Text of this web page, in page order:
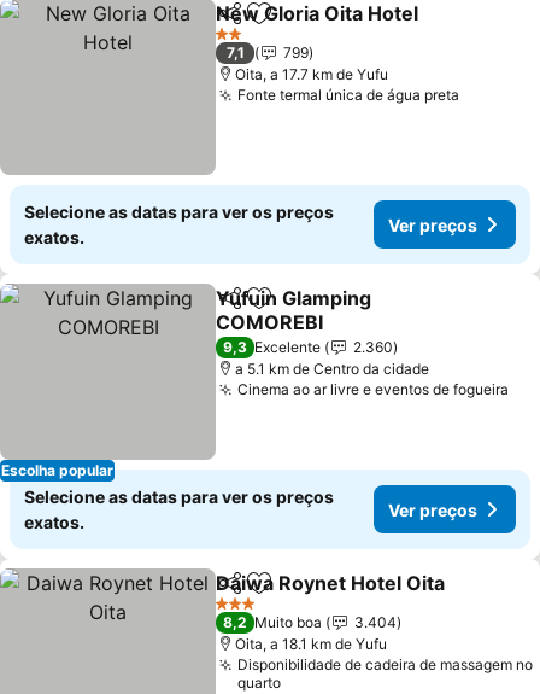
PartilharAdicionar aos favoritos
New Gloria Oita Hotel
2 Estrelas
7,1
799
Oita, a 17.7 km de Yufu
Fonte termal única de água preta
Selecione as datas para ver os preços
exatos.
Ver preços
Escolha popular
PartilharAdicionar aos favoritos
Yufuin Glamping
COMOREBI
Ver preços
9,3 Excelente
2.360
a 5.1 km de Centro da cidade
Cinema ao ar livre e eventos de fogueira
Selecione as datas para ver os preços
exatos.
Ver preços
PartilharAdicionar aos favoritos
Daiwa Roynet Hotel Oita
3 Estrelas
8,2 Muito boa
3.404
Oita, a 18.1 km de Yufu
Disponibilidade de cadeira de massagem no
quarto